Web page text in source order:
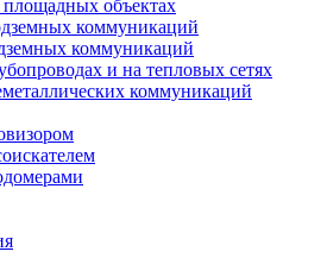
объектах
коммуникаций
коммуникаций
и на тепловых сетях
коммуникаций